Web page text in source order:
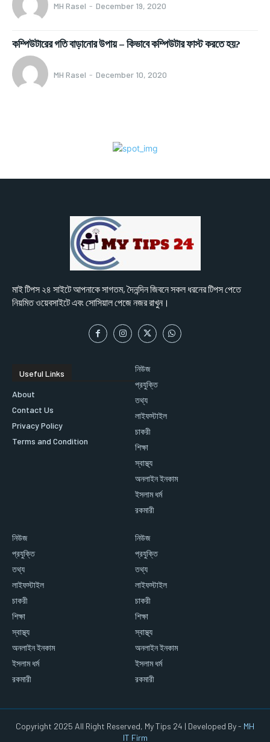
MH Rasel - December 19, 2020
কম্পিউটারের গতি বাড়ানোর উপায় – কিভাবে কম্পিউটার ফাস্ট করতে হয়?
MH Rasel - December 10, 2020
মাই টিপস ২৪ সাইটে আপনাকে সাগতম, দৈনন্দিন জিবনে সকল ধরনের টিপস পেতে
নিয়মিত ওয়েবসাইটে এবং সোসিয়াল পেজে নজর রাখুন।
Useful Links
About
Contact Us
Privacy Policy
Terms and Condition
নিউজ
প্রযুক্তি
তথ্য
লাইফস্টাইল
চাকরী
শিক্ষা
স্বাস্থ্য
অনলাইন ইনকাম
ইসলাম ধর্ম
রকমারী
নিউজ
প্রযুক্তি
তথ্য
লাইফস্টাইল
চাকরী
শিক্ষা
স্বাস্থ্য
অনলাইন ইনকাম
ইসলাম ধর্ম
রকমারী
নিউজ
প্রযুক্তি
তথ্য
লাইফস্টাইল
চাকরী
শিক্ষা
স্বাস্থ্য
অনলাইন ইনকাম
ইসলাম ধর্ম
রকমারী
Copyright 2025 All Right Reserved, My Tips 24 | Developed By - MH
IT Firm